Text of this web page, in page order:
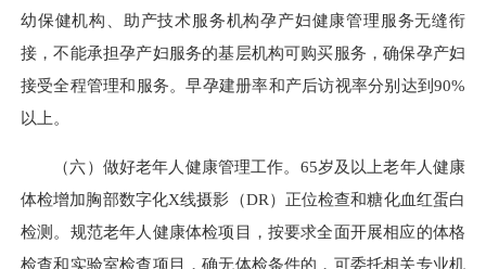
幼保健机构、助产技术服务机构孕产妇健康管理服务无缝衔
接，不能承担孕产妇服务的基层机构可购买服务，确保孕产妇
接受全程管理和服务。早孕建册率和产后访视率分别达到90%
以上。
（六）做好老年人健康管理工作。65岁及以上老年人健康
体检增加胸部数字化X线摄影（DR）正位检查和糖化血红蛋白
检测。规范老年人健康体检项目，按要求全面开展相应的体格
检查和实验室检查项目，确无体检条件的，可委托相关专业机